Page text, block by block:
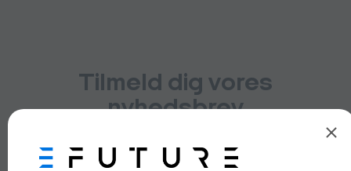
Tilmeld dig vores
nyhedsbrev
andre spændende tiltag.